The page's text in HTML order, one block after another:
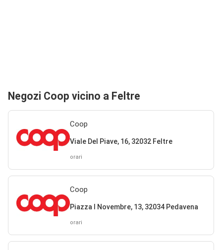
Negozi Coop vicino a Feltre
Coop
Viale Del Piave, 16, 32032 Feltre
orari
Coop
Piazza I Novembre, 13, 32034 Pedavena
orari